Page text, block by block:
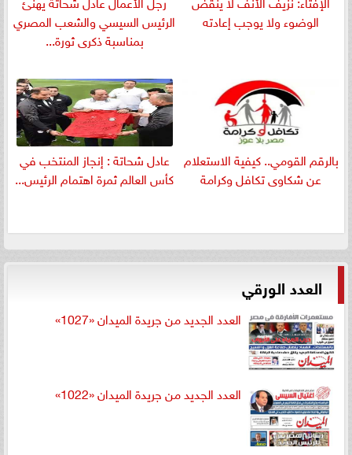
الوضوء ولا يوجب إعادته
الرئيس السيسي والشعب المصري
بمناسبة ذكرى ثورة...
بالرقم القومي.. كيفية الاستعلام
عن شكاوى تكافل وكرامة
عادل شحاتة : إنجاز المنتخب في
كأس العالم ثمرة اهتمام الرئيس...
العدد الورقي
العدد الجديد من جريدة الميدان «1027»
العدد الجديد من جريدة الميدان «1022»